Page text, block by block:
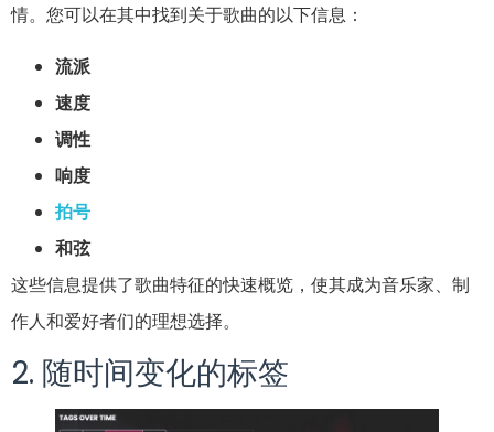
情。您可以在其中找到关于歌曲的以下信息：
流派
速度
调性
响度
拍号
和弦
这些信息提供了歌曲特征的快速概览，使其成为音乐家、制
作人和爱好者们的理想选择。
2. 随时间变化的标签